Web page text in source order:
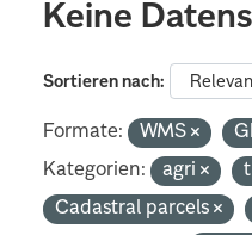
Keine
Sortieren nach
Formate: WMS
Kategorien:
agri
Cadastral parcels